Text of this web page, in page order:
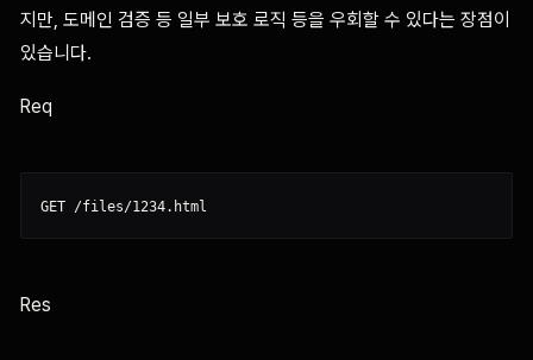
지만, 도메인 검증 등 일부 보호 로직 등을 우회할 수 있다는 장점이
있습니다.
Req
Res